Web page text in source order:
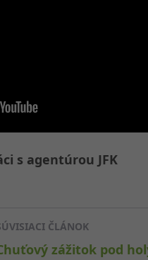
s agentúrou JFK
ČLÁNOK
zážitok pod